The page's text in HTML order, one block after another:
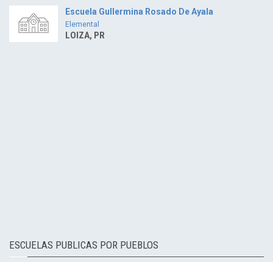
Escuela Gullermina Rosado De Ayala
Elemental
LOIZA, PR
ESCUELAS PUBLICAS POR PUEBLOS